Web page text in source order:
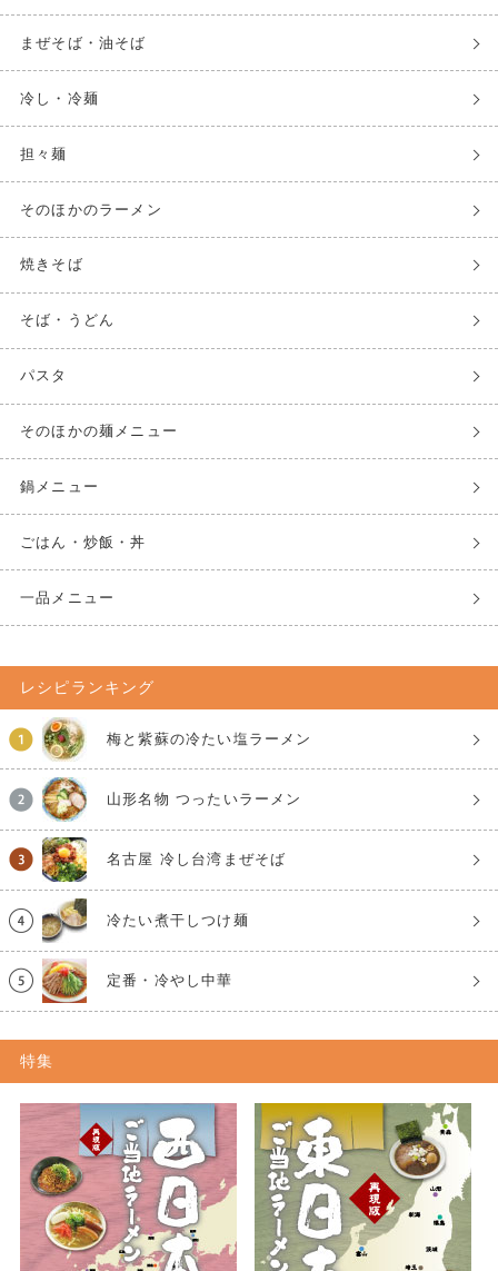
まぜそば・油そば
冷し・冷麺
担々麺
そのほかのラーメン
焼きそば
そば・うどん
パスタ
そのほかの麺メニュー
鍋メニュー
ごはん・炒飯・丼
一品メニュー
レシピランキング
梅と紫蘇の冷たい塩ラーメン
山形名物 つったいラーメン
名古屋 冷し台湾まぜそば
冷たい煮干しつけ麺
定番・冷やし中華
特集